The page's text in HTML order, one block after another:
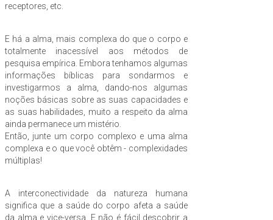
receptores, etc.
E há a alma, mais complexa do que o corpo e
totalmente inacessível aos métodos de
pesquisa empírica. Embora tenhamos algumas
informações bíblicas para sondarmos e
investigarmos a alma, dando-nos algumas
noções básicas sobre as suas capacidades e
as suas habilidades, muito a respeito da alma
ainda permanece um mistério.
Então, junte um corpo complexo e uma alma
complexa e o que você obtêm - complexidades
múltiplas!
A interconectividade da natureza humana
significa que a saúde do corpo afeta a saúde
da alma e vice-versa. E não é fácil descobrir a